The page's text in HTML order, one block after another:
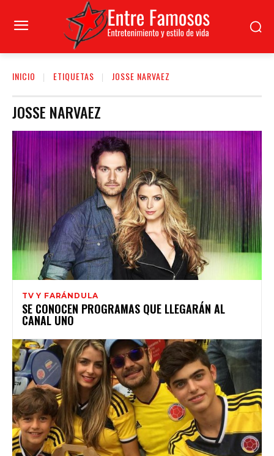
INICIO ETIQUETAS JOSSE NARVAEZ
JOSSE NARVAEZ
TV Y FARÁNDULA
SE CONOCEN PROGRAMAS QUE LLEGARÁN AL
CANAL UNO